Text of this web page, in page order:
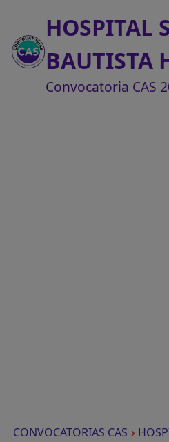
HOSPITAL
BAUTISTA
Convocatoria CAS
CONVOCATORIAS CAS ›